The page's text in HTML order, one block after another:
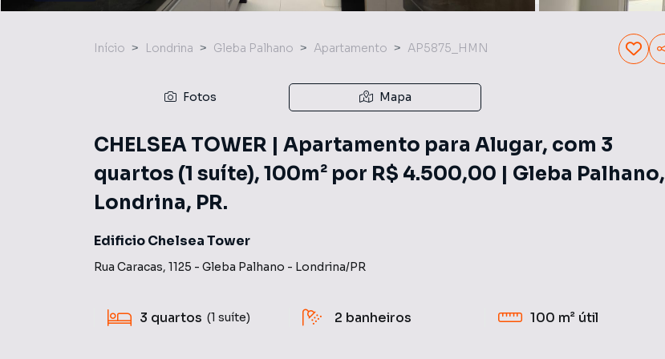
Início Londrina Gleba Palhano Apartamento AP5875_HMN
Fotos Mapa
CHELSEA TOWER | Apartamento para Alugar, com 3
quartos (1 suíte), 100m² por R$ 4.500,00 | Gleba Palhano,
Londrina, PR.
Edificio Chelsea Tower
Rua Caracas, 1125 - Gleba Palhano - Londrina/PR
3 quartos (1 suíte) 2 banheiros 100 m² útil